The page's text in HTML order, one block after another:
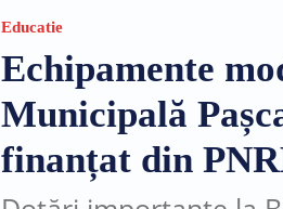
Educatie
Echipamente
Municipală
finanțat din